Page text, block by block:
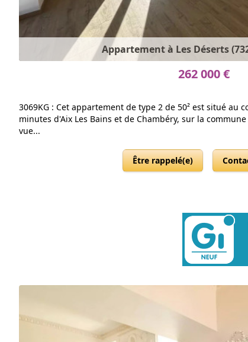
Appartement à Les Déserts
262 000 €
3069KG : Cet appartement de type 2 de 50² est situé au
minutes d'Aix Les Bains et de Chambéry, sur la
vue...
Être rappelé(e)